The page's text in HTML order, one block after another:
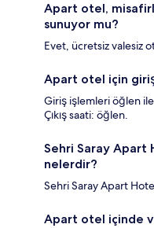
Apart otel,
sunuyor mu?
Evet, ücretsiz valesiz
Apart otel için
Giriş işlemleri öğlen
Çıkış saati: öğlen.
Sehri Saray Apart
nelerdir?
Sehri Saray Apart
Apart otel içinde